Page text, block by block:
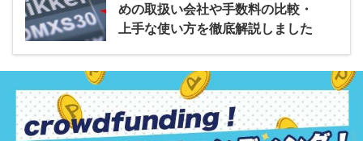
めの取扱い会社や手数料の比較・
上手な使い方を徹底解説しました